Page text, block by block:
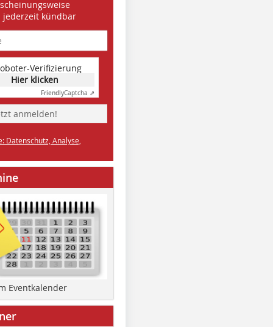
jederzeit kündbar
Verifizierung
Hier klicken
FriendlyCaptcha ⇗
anmelden!
Datenschutz, Analyse,
Eventkalender